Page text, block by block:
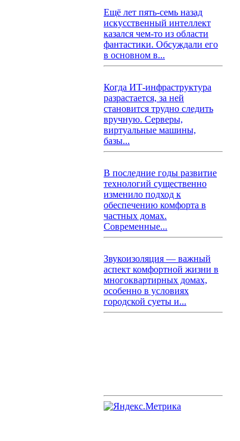
Ещё лет пять-семь назад
искусственный интеллект
казался чем-то из области
фантастики. Обсуждали его
в основном в...
Когда ИТ-инфраструктура
разрастается, за ней
становится трудно следить
вручную. Серверы,
виртуальные машины,
базы...
В последние годы развитие
технологий существенно
изменило подход к
обеспечению комфорта в
частных домах.
Современные...
Звукоизоляция — важный
аспект комфортной жизни в
многоквартирных домах,
особенно в условиях
городской суеты и...